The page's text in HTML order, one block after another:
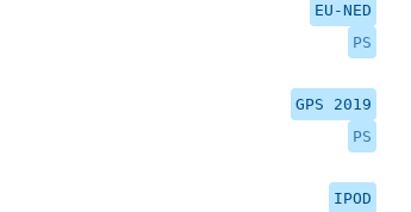
EU-NED
PS
GPS 2019
PS
IPOD